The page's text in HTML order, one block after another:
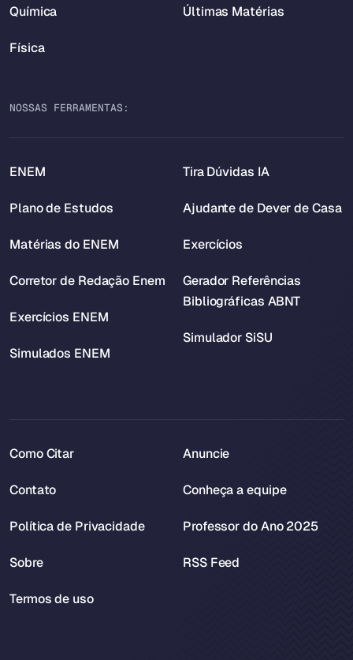
Química
Física
Últimas Matérias
NOSSAS FERRAMENTAS:
ENEM
Plano de Estudos
Matérias do ENEM
Corretor de Redação Enem
Exercícios ENEM
Simulados ENEM
Tira Dúvidas IA
Ajudante de Dever de Casa
Exercícios
Gerador Referências
Bibliográficas ABNT
Simulador SiSU
Como Citar
Contato
Política de Privacidade
Sobre
Termos de uso
Anuncie
Conheça a equipe
Professor do Ano 2025
RSS Feed